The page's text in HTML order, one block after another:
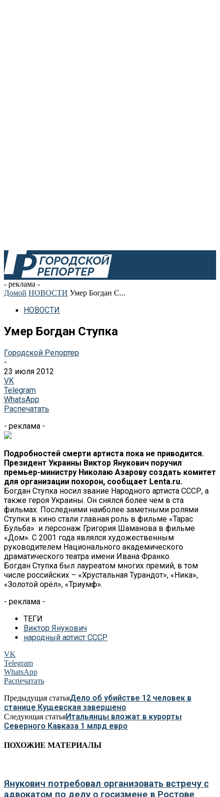
- реклама -
Домой НОВОСТИ Умер Богдан С...
НОВОСТИ
Умер Богдан Ступка
Городской Репортер
-
23 июля 2012
VK
Telegram
WhatsApp
Распечатать
- реклама -
Подробностей смерти артиста пока не приводится.
Президент Украины Виктор Янукович поручил
премьер-министру Николаю Азарову создать комитет
для организации похорон, сообщает Lenta.ru.
Богдан Ступка носил звание Народного артиста СССР, а
также героя Украины. Он снялся более чем в ста
фильмах. Последними наиболее заметными ролями
Ступки в кино стали главная роль в фильме «Тарас
Бульба» и персонаж Григория Шаманова в фильме
«Дом». С 2001 года являлся художественным
руководителем Национального академического
драматического театра имени Ивана Франко.
Богдан Ступка был лауреатом многих премий, в том
числе российских – «Хрустальная Турандот», «Ника»,
«Золотой орёл», «Триумф».
- реклама -
ТЕГИ
Виктор Янукович
народный артист СССР
VK
Telegram
WhatsApp
Распечатать
Предыдущая статьяДело об убийстве 12 человек в
станице Кущевская завершено
Следующая статьяИтальянцы вложат в курорты
Северного Кавказа 1 млрд евро
ПОХОЖИЕ МАТЕРИАЛЫ
Янукович потребовал организовать встречу с
адвокатом по делу о госизмене в Ростове